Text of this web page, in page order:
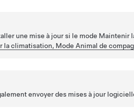
une mise à jour si le mode Maintenir
la climatisation, Mode Animal de
envoyer des mises à jour